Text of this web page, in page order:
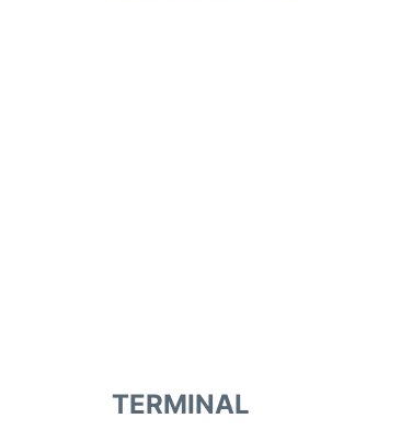
TERMINAL